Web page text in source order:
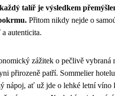
talíř je výsledkem
Přitom nikdy nejde o
autenticita.
zážitek o pečlivě vybraná
přirozeně patří. Sommelier
nápoj, ať už jde o lehké letní víno